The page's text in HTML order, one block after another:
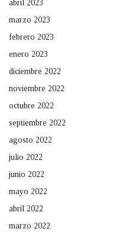
abril 2023
marzo 2023
febrero 2023
enero 2023
diciembre 2022
noviembre 2022
octubre 2022
septiembre 2022
agosto 2022
julio 2022
junio 2022
mayo 2022
abril 2022
marzo 2022